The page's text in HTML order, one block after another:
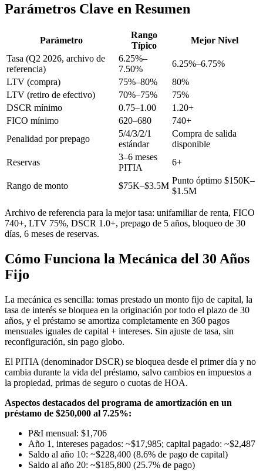
Parámetros Clave en Resumen
Parámetro
Rango
Típico
Mejor Nivel
Tasa (Q2 2026, archivo de
referencia)
6.25%–
7.50%
6.25%–6.75%
LTV (compra)
75%–80%
80%
LTV (retiro de efectivo)
70%–75%
75%
DSCR mínimo
0.75–1.00
1.20+
FICO mínimo
620–680
740+
Penalidad por prepago
5/4/3/2/1
estándar
Compra de salida
disponible
Reservas
3–6 meses
PITIA
6+
Rango de monto $75K–$3.5M
Punto óptimo $150K–
$1.5M
Archivo de referencia para la mejor tasa: unifamiliar de renta, FICO
740+, LTV 75%, DSCR 1.0+, prepago de 5 años, bloqueo de 30
días, 6 meses de reservas.
Cómo Funciona la Mecánica del 30 Años
Fijo
La mecánica es sencilla: tomas prestado un monto fijo de capital, la
tasa de interés se bloquea en la originación por todo el plazo de 30
años, y el préstamo se amortiza completamente en 360 pagos
mensuales iguales de capital + intereses. Sin ajuste de tasa, sin
reconfiguración, sin pago globo.
El PITIA (denominador DSCR) se bloquea desde el primer día y no
cambia durante la vida del préstamo, salvo cambios en impuestos a
la propiedad, primas de seguro o cuotas de HOA.
Aspectos destacados del programa de amortización en un
préstamo de $250,000 al 7.25%:
P&I mensual: $1,706
Año 1, intereses pagados: ~$17,985; capital pagado: ~$2,487
Saldo al año 10: ~$228,400 (8.6% de pago de capital)
Saldo al año 20: ~$185,800 (25.7% de pago)